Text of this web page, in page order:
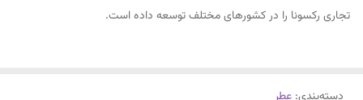
تجاری رکسونا را در کشورهای مختلف توسعه داده است.